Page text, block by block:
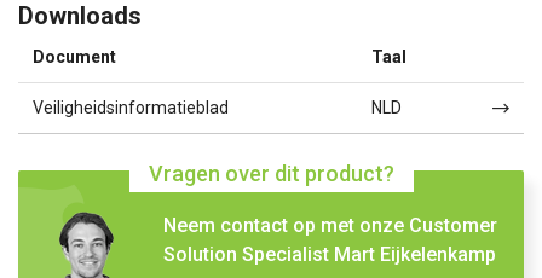
Downloads
Document Taal
Veiligheidsinformatieblad NLD
Vragen over dit product?
Neem contact op met onze Customer
Solution Specialist Mart Eijkelenkamp